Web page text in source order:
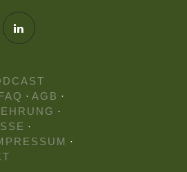
· AGB ·
·
·
·